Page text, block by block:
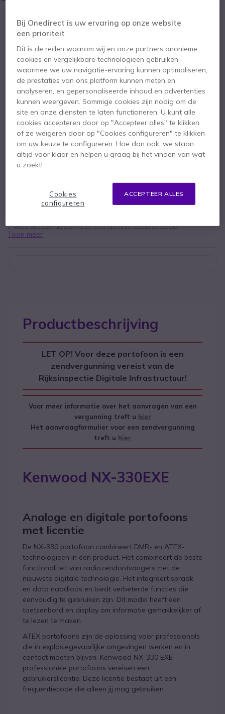
IN WINKELWAGEN
OFFERTE BINNEN 4 UUR
Niet op voorraad
2 jaarFabrieksgarantie
ATEX-gecertificeerd
DMR (digitaal) of PMR (analoog)
Noodknop: ideaal voor geïsoleerde professionals
Stof- en waterbestendig
Toon meer
Productbeschrijving
LET OP! Voor deze portofoon is een
zendvergunning vereist van de
Rijksinspectie Digitale Infrastructuur!
Voor meer informatie over het aanvragen van een
vergunning treft u hier
Het aanvraagformulier voor een zendvergunning
treft u hier
Kenwood NX-330EXE
Analoge en digitale portofoons
met licentie
De NX-330 portofoon combineert DMR- en ATEX-
technologieën in één product. Het combineert de beste
functionaliteit van radiozendontvangers met de
nieuwste digitale technologie. Het integreert spraak
en data naadloos en biedt verbeterde functies die
eenvoudig te gebruiken zijn. Dit model heeft een
toetsenbord en display om informatie gemakkelijker af
te lezen te maken.
ATEX portofoons zijn de oplossing voor professionals
die in explosiegevaarlijke omgevingen werken en in
contact moeten blijven. Kenwood NX-330 EXE
professionele portofoons vereisen een
gebruikerslicentie. Deze licentie bestaat uit een
frequentiecode die alleen jij mag gebruiken.
Bij Onedirect is uw ervaring op onze website
een prioriteit
Dit is de reden waarom wij en onze partners anonieme
cookies en vergelijkbare technologieën gebruiken
waarmee we uw navigatie-ervaring kunnen optimaliseren,
de prestaties van ons platform kunnen meten en
analyseren, en gepersonaliseerde inhoud en advertenties
kunnen weergeven. Sommige cookies zijn nodig om de
site en onze diensten te laten functioneren. U kunt alle
cookies accepteren door op "Accepteer alles" te klikken
of ze weigeren door op "Cookies configureren" te klikken
om uw keuze te configureren. Hoe dan ook, we staan
altijd voor klaar en helpen u graag bij het vinden van wat
u zoekt!
ACCEPTEER ALLES
Cookies
configureren